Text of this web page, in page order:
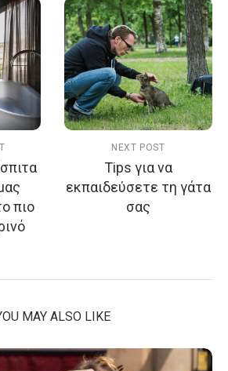
πιο
NEXT POST
Tips για να
εκπαιδεύσετε τη γάτα
σας
MAY ALSO LIKE